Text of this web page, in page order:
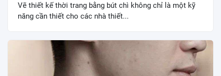
Vẽ thiết kế thời trang bằng bút chì không chỉ là một kỹ
năng cần thiết cho các nhà thiết...